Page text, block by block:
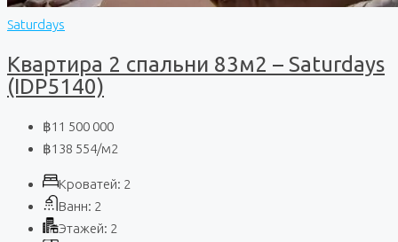
Saturdays
Квартира 2 спальни 83м2 – Saturdays
(IDP5140)
฿11 500 000
฿138 554/м2
Кроватей: 2
Ванн: 2
Этажей: 2